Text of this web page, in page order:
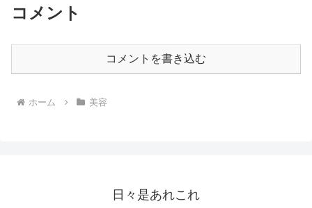
コメント
コメントを書き込む
ホーム 美容
日々是あれこれ